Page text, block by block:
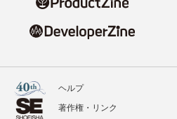
ヘルプ
著作権・リンク